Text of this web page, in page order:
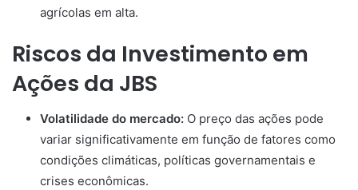
agrícolas em alta.
Riscos da Investimento em
Ações da JBS
Volatilidade do mercado: O preço das ações pode
variar significativamente em função de fatores como
condições climáticas, políticas governamentais e
crises econômicas.